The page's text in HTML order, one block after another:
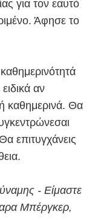
για τον εαυτό
Άφησε το
αν
καθημερινά. Θα
επιτυγχάνεις
- Είμαστε
Μπέργκερ,